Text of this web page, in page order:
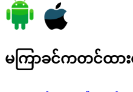
မကြာခင်ကတင်ထာ